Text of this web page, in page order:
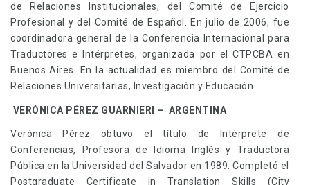
de Relaciones Institucionales, del Comité de Ejercicio
Profesional y del Comité de Español. En julio de 2006, fue
coordinadora general de la Conferencia Internacional para
Traductores e Intérpretes, organizada por el CTPCBA en
Buenos Aires. En la actualidad es miembro del Comité de
Relaciones Universitarias, Investigación y Educación.
VERÓNICA PÉREZ GUARNIERI – ARGENTINA
Verónica Pérez obtuvo el título de Intérprete de
Conferencias, Profesora de Idioma Inglés y Traductora
Pública en la Universidad del Salvador en 1989. Completó el
Postgraduate Certificate in Translation Skills (City